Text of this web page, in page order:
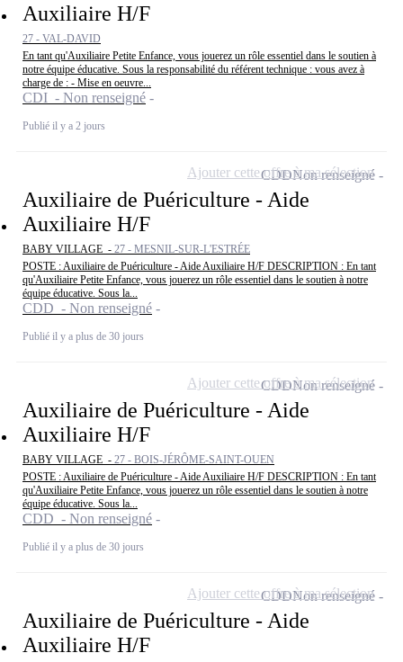
Auxiliaire H/F
27 - VAL-DAVID
En tant qu'Auxiliaire Petite Enfance, vous jouerez un rôle essentiel dans le soutien à
notre équipe éducative. Sous la responsabilité du référent technique : vous avez à
charge de : - Mise en oeuvre...
CDI - Non renseigné
Publié il y a 2 jours
Auxiliaire de Puériculture - Aide
Auxiliaire H/F
BABY VILLAGE - 27 - MESNIL-SUR-L'ESTRÉE
POSTE : Auxiliaire de Puériculture - Aide Auxiliaire H/F DESCRIPTION : En tant
qu'Auxiliaire Petite Enfance, vous jouerez un rôle essentiel dans le soutien à notre
équipe éducative. Sous la...
CDD - Non renseigné
Publié il y a plus de 30 jours
CDDNon renseigné
Ajouter cette offre à ma sélection
Auxiliaire de Puériculture - Aide
Auxiliaire H/F
BABY VILLAGE - 27 - BOIS-JÉRÔME-SAINT-OUEN
POSTE : Auxiliaire de Puériculture - Aide Auxiliaire H/F DESCRIPTION : En tant
qu'Auxiliaire Petite Enfance, vous jouerez un rôle essentiel dans le soutien à notre
équipe éducative. Sous la...
CDD - Non renseigné
Publié il y a plus de 30 jours
CDDNon renseigné
Ajouter cette offre à ma sélection
Auxiliaire de Puériculture - Aide
Auxiliaire H/F
CDDNon renseigné
Ajouter cette offre à ma sélection